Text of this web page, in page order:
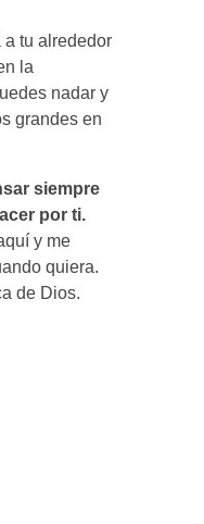
a tu alrededor
la
nadar y
grandes en
siempre
por ti.
y me
quiera.
de Dios.